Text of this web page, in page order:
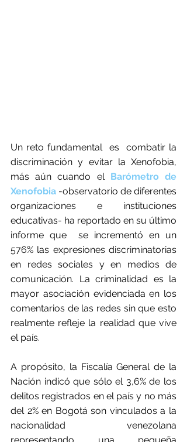
Un reto fundamental  es  combatir la
discriminación y evitar la Xenofobia,
más aún cuando el Barómetro de
Xenofobia -observatorio de diferentes
organizaciones e instituciones
educativas- ha reportado en su último
informe que  se incrementó en un
576% las expresiones discriminatorias
en redes sociales y en medios de
comunicación. La criminalidad es la
mayor asociación evidenciada en los
comentarios de las redes sin que esto
realmente refleje la realidad que vive
el país.
A propósito, la Fiscalía General de la
Nación indicó que sólo el 3,6% de los
delitos registrados en el país y no más
del 2% en Bogotá son vinculados a la
nacionalidad venezolana
representando una pequeña